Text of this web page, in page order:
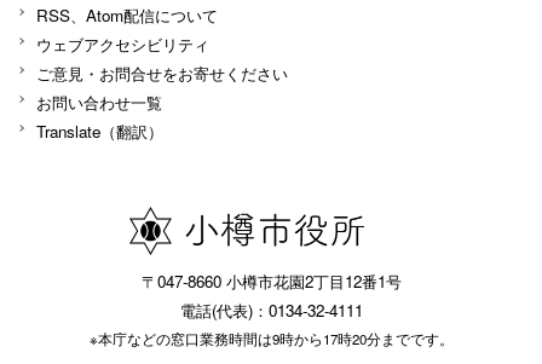
RSS、Atom配信について
ウェブアクセシビリティ
ご意見・お問合せをお寄せください
お問い合わせ一覧
Translate（翻訳）
〒047-8660 小樽市花園2丁目12番1号
電話(代表)：0134-32-4111
※本庁などの窓口業務時間は9時から17時20分までです。